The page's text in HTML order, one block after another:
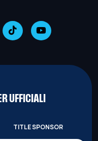
UFFICIALI
TITLE SPONSOR